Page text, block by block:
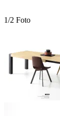
1/2 Foto